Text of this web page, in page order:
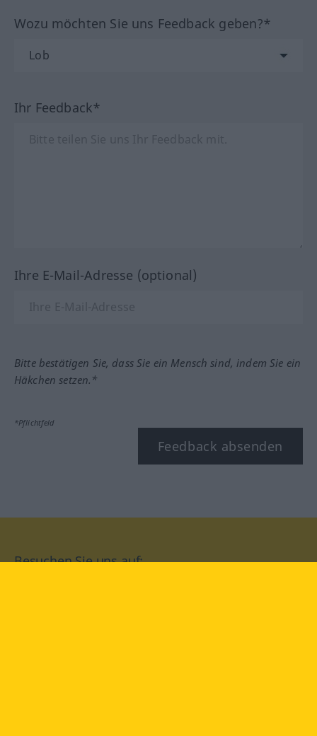
Wozu möchten Sie uns Feedback geben?*
Ihr Feedback*
Ihre E-Mail-Adresse (optional)
Bitte bestätigen Sie, dass Sie ein Mensch sind, indem Sie ein
Häkchen setzen.*
*Pflichtfeld
Feedback absenden
Besuchen Sie uns auf: